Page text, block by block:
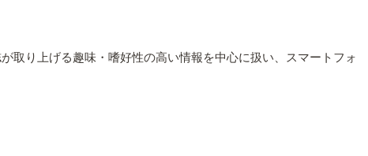
取り上げる趣味・嗜好性の高い情報を中心に扱い、スマートフォ